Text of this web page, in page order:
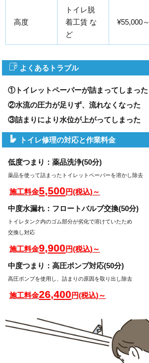
高度
トイレ脱
着工賃 な
ど
¥55,000～
よくあるトラブル
①トイレットペーパーが詰まってしまった
②水流の圧力が足りず、流れなくなった
③詰まりにより水位が上がってしまった
トイレ修理の対応と作業料金
低度つまり：薬品洗浄(50分)
薬品を使って詰まったトイレットペーパーを溶かし除去
施工料金5,500円(税込)～
中度水漏れ：フロートバルブ交換(50分)
トイレタンク内のゴム部分が劣化で溶けていたため
交換し対応
施工料金9,900円(税込)～
中度つまり：高圧ポンプ対応(50分)
高圧ポンプを使用し、詰まりの原因を取り出し除去
施工料金26,400円(税込)～